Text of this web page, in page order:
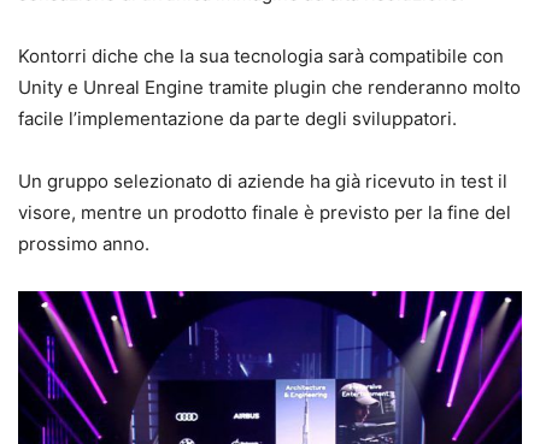
Kontorri diche che la sua tecnologia sarà compatibile con
Unity e Unreal Engine tramite plugin che renderanno molto
facile l’implementazione da parte degli sviluppatori.
Un gruppo selezionato di aziende ha già ricevuto in test il
visore, mentre un prodotto finale è previsto per la fine del
prossimo anno.